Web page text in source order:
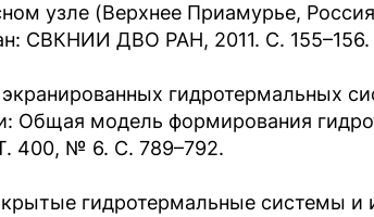
узле (Верхнее Приамурье,
СВКНИИ ДВО РАН, 2011. С. 155–156.
гидротермальных
Общая модель формирования
400, № 6. С. 789–792.
гидротермальные системы и